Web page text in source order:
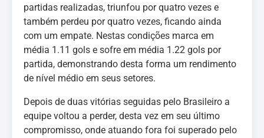
partidas realizadas, triunfou por quatro vezes e
também perdeu por quatro vezes, ficando ainda
com um empate. Nestas condições marca em
média 1.11 gols e sofre em média 1.22 gols por
partida, demonstrando desta forma um rendimento
de nível médio em seus setores.
Depois de duas vitórias seguidas pelo Brasileiro a
equipe voltou a perder, desta vez em seu último
compromisso, onde atuando fora foi superado pelo